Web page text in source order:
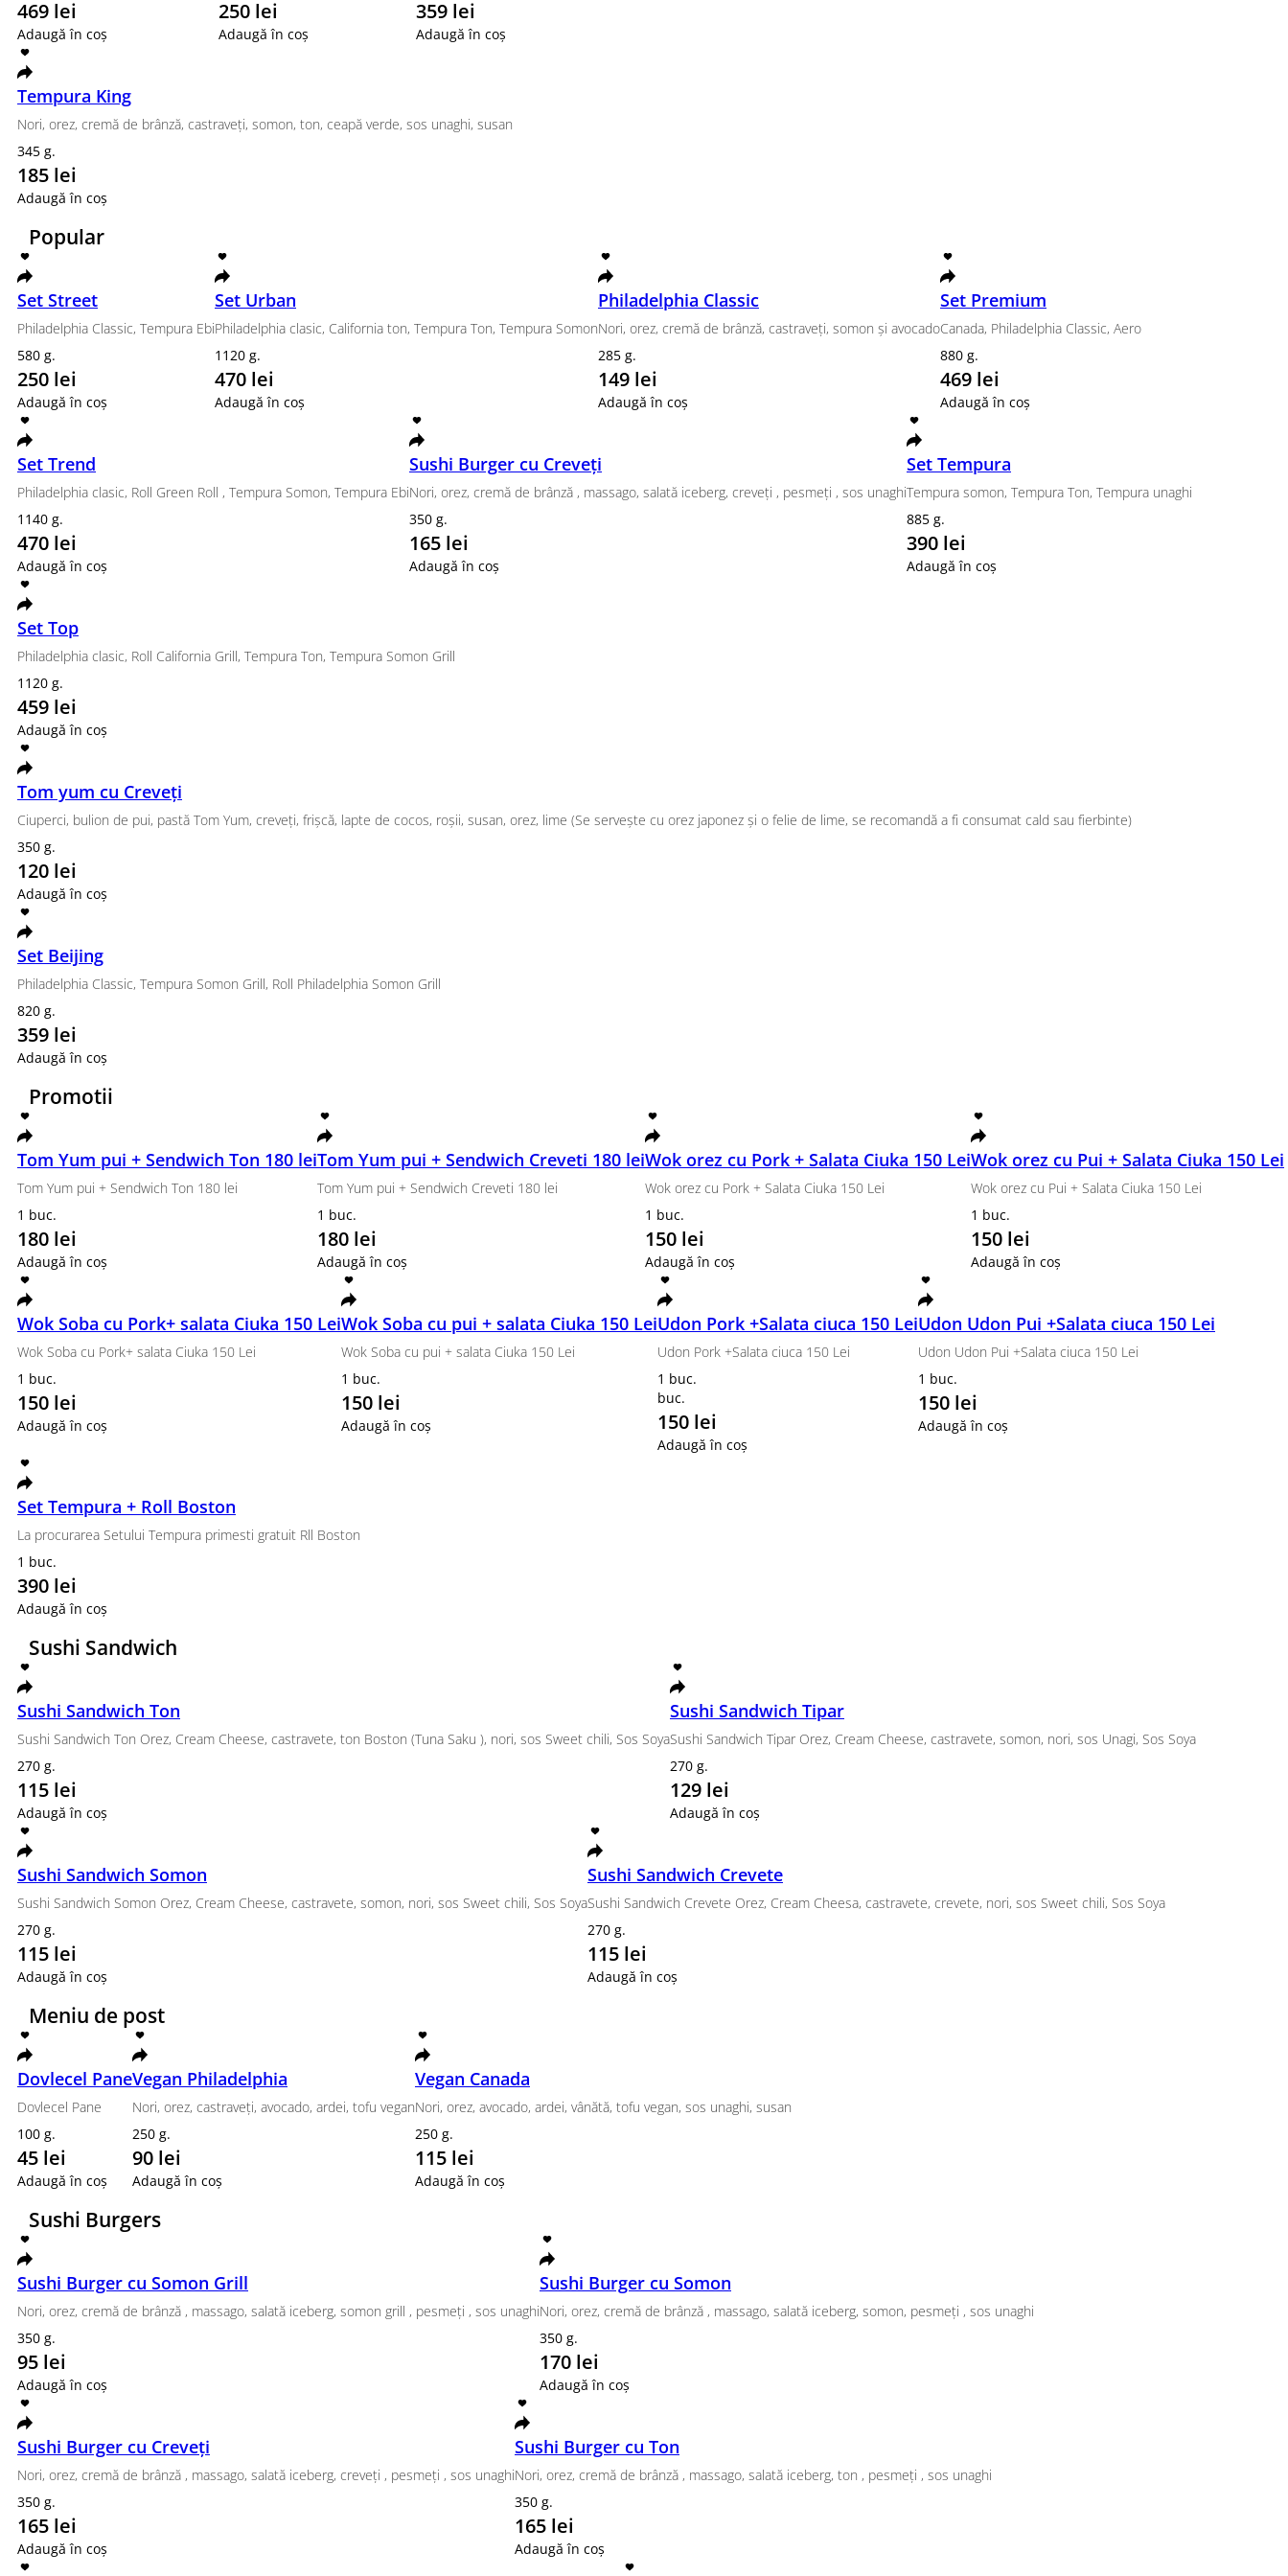
Canada, Philadelphia Classic, Aero
880 g.
469 lei
Adaugă în coș
Set Street
Philadelphia Classic, Tempura Ebi
580 g.
250 lei
Adaugă în coș
Set Beijing
Philadelphia Classic, Tempura Somon Grill, Roll Philadelphia Somon Grill
820 g.
359 lei
Adaugă în coș
Tempura King
Nori, orez, cremă de brânză, castraveți, somon, ton, ceapă verde, sos unaghi, susan
345 g.
185 lei
Adaugă în coș
Popular
Set Street
Philadelphia Classic, Tempura Ebi
580 g.
250 lei
Set Urban
Philadelphia clasic, California ton, Tempura Ton, Tempura Somon
1120 g.
470 lei
Philadelphia Classic
Nori, orez, cremă de brânză, castraveți, somon și avocado
285 g.
149 lei
Set Premium
Canada, Philadelphia Classic, Aero
880 g.
469 lei
Adaugă în coș
Set Trend
Philadelphia clasic, Roll Green Roll , Tempura Somon, Tempura Ebi
1140 g.
470 lei
Adaugă în coș
Sushi Burger cu Creveți
165 lei
Adaugă în coș
Tempura somon, Tempura Ton, Tempura unaghi
885 g.
390 lei
Adaugă în coș
Set Top
Philadelphia clasic, Roll California Grill, Tempura Ton, Tempura Somon Grill
1120 g.
459 lei
Tom yum cu Creveți
Сiuperci, bulion de pui, pastă Tom Yum, creveți, frișcă, lapte de cocos, roșii, susan, orez, lime (Se servește cu orez japonez și o felie de lime, se
350 g.
120 lei
Adaugă în coș
Set Beijing
Philadelphia Classic, Tempura Somon Grill, Roll Philadelphia Somon Grill
820 g.
359 lei
Adaugă în coș
Promotii
Tom Yum pui + Sendwich Ton 180 lei
Tom Yum pui + Sendwich Ton 180 lei
1 buc.
180 lei
Adaugă în coș
Tom Yum pui + Sendwich Creveti 180 lei
Tom Yum pui + Sendwich Creveti 180 lei
1 buc.
180 lei